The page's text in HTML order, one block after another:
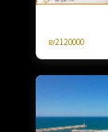
₪2120000